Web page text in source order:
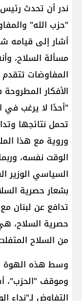
ندر أن تحدث
"حزب الله"
أشار إلى قيامه
مسألة السلاح،
المفاوضات
الأفكار
"أحدًا لا يرغب في
تحمل نتائجها
وروية مع هذا
الوقت نفسه،
السياسي الوزير
بشعار حصرية
تدافع عن لبنان
حصرية السلاح،
من السلاح
وسط هذه الهوة
وموقف "الحزب"،
التفاوض لـ"نداء